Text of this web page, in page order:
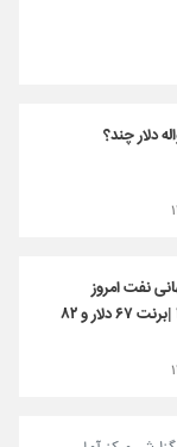
دلار چند؟
نفت امروز
۱۴۰۴/۱۱/۸ |برنت ۶۷ دلار و ۸۲